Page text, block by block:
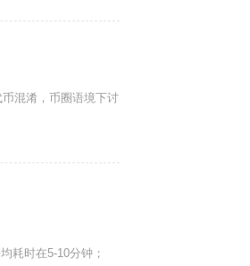
混淆，币圈语境下讨
耗时在5-10分钟；